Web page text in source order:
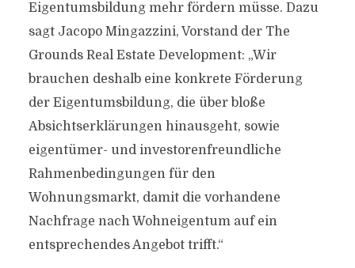
Eigentumsbildung mehr fördern müsse. Dazu
sagt Jacopo Mingazzini, Vorstand der The
Grounds Real Estate Development: „Wir
brauchen deshalb eine konkrete Förderung
der Eigentumsbildung, die über bloße
Absichtserklärungen hinausgeht, sowie
eigentümer- und investorenfreundliche
Rahmenbedingungen für den
Wohnungsmarkt, damit die vorhandene
Nachfrage nach Wohneigentum auf ein
entsprechendes Angebot trifft.“